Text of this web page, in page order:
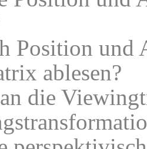
Position und
ablesen?
die